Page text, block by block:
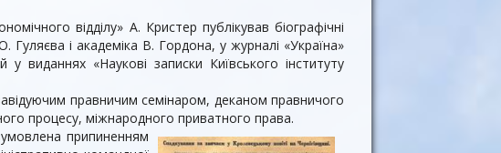
відділу» А. Кристер публікував біографічні
і академіка В. Гордона, у журналі «Україна»
у виданнях «Наукові записки Київського інституту
правничим семінаром, деканом правничого
процесу, міжнародного приватного права.
припиненням